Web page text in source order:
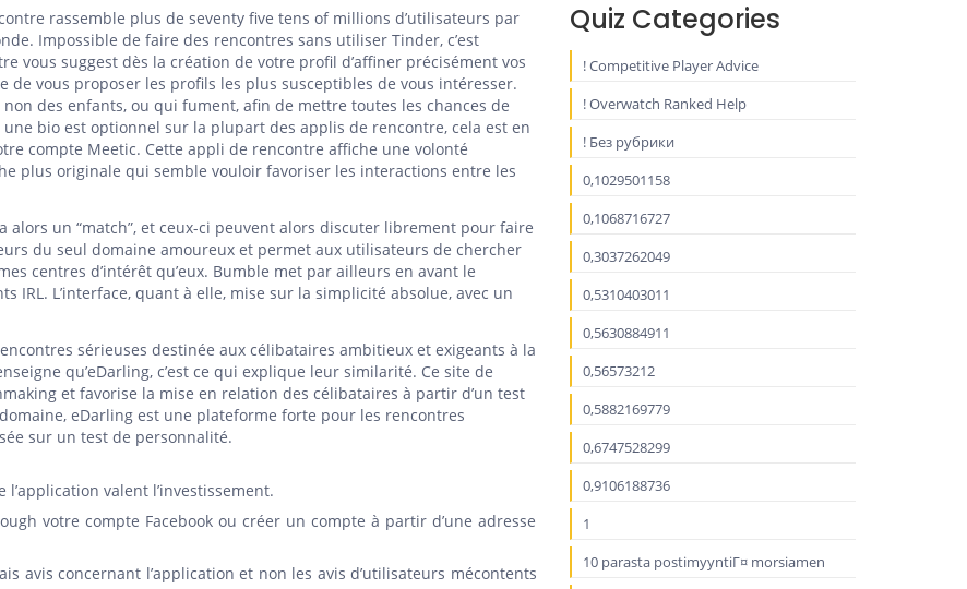
rassemble plus de seventy five tens of millions d’utilisateurs par
Impossible de faire des rencontres sans utiliser Tinder, c’est
vous suggest dès la création de votre profil d’affiner précisément vos
de vous proposer les profils les plus susceptibles de vous intéresser.
des enfants, ou qui fument, afin de mettre toutes les chances de
bio est optionnel sur la plupart des applis de rencontre, cela est en
compte Meetic. Cette appli de rencontre affiche une volonté
plus originale qui semble vouloir favoriser les interactions entre les
un “match”, et ceux-ci peuvent alors discuter librement pour faire
du seul domaine amoureux et permet aux utilisateurs de chercher
centres d’intérêt qu’eux. Bumble met par ailleurs en avant le
IRL. L’interface, quant à elle, mise sur la simplicité absolue, avec un
sérieuses destinée aux célibataires ambitieux et exigeants à la
qu’eDarling, c’est ce qui explique leur similarité. Ce site de
et favorise la mise en relation des célibataires à partir d’un test
eDarling est une plateforme forte pour les rencontres
sur un test de personnalité.
valent l’investissement.
votre compte Facebook ou créer un compte à partir d’une adresse
avis concernant l’application et non les avis d’utilisateurs mécontents
Quiz Categories
! Competitive Player Advice
! Overwatch Ranked Help
! Без рубрики
0,1029501158
0,1068716727
0,3037262049
0,5310403011
0,5630884911
0,56573212
0,5882169779
0,6747528299
0,9106188736
1
10 parasta postimyyntiГ¤ morsiamen